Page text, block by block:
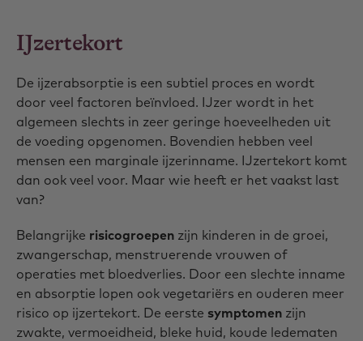
IJzertekort
De ijzerabsorptie is een subtiel proces en wordt
door veel factoren beïnvloed. IJzer wordt in het
algemeen slechts in zeer geringe hoeveelheden uit
de voeding opgenomen. Bovendien hebben veel
mensen een marginale ijzerinname. IJzertekort komt
dan ook veel voor. Maar wie heeft er het vaakst last
van?
Belangrijke risicogroepen zijn kinderen in de groei,
zwangerschap, menstruerende vrouwen of
operaties met bloedverlies. Door een slechte inname
en absorptie lopen ook vegetariërs en ouderen meer
risico op ijzertekort. De eerste symptomen zijn
zwakte, vermoeidheid, bleke huid, koude ledematen